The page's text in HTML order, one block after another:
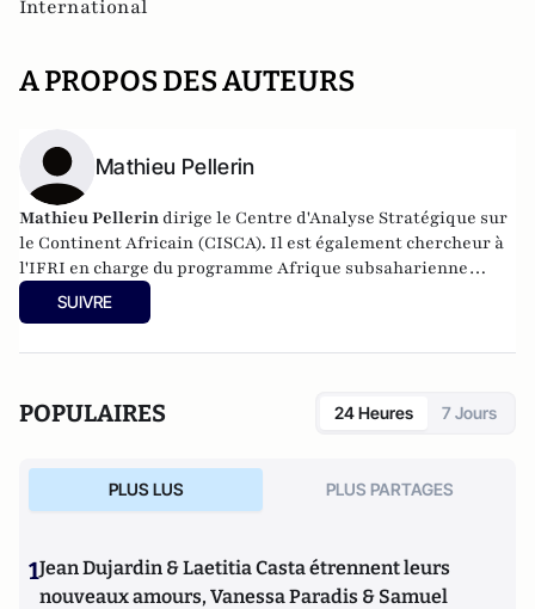
International
A PROPOS DES AUTEURS
Mathieu Pellerin
Mathieu Pellerin dirige le Centre d'Analyse Stratégique sur
le Continent Africain (CISCA). Il est également chercheur à
l'IFRI en charge du programme Afrique subsaharienne
depuis 2010.
SUIVRE
POPULAIRES 24 Heures 7 Jours
PLUS LUS PLUS PARTAGES
1Jean Dujardin & Laetitia Casta étrennent leurs
nouveaux amours, Vanessa Paradis & Samuel